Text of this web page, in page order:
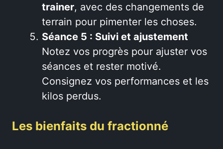
trainer, avec des changements de
terrain pour pimenter les choses.
Séance 5 : Suivi et ajustement
Notez vos progrès pour ajuster vos
séances et rester motivé.
Consignez vos performances et les
kilos perdus.
Les bienfaits du fractionné